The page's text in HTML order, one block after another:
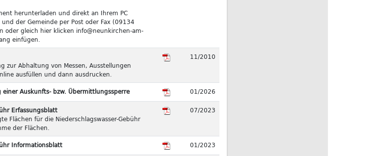
herunterladen und direkt an Ihrem PC
der Gemeinde per Post oder Fax (09134
oder gleich hier klicken info@neunkirchen-am-
einfügen.
zur Abhaltung von Messen, Ausstellungen
ausfüllen und dann ausdrucken.
11/2010
einer Auskunfts- bzw. Übermittlungssperre 01/2026
Erfassungsblatt
Flächen für die Niederschlagswasser-Gebühr
der Flächen.
07/2023
Informationsblatt 01/2023